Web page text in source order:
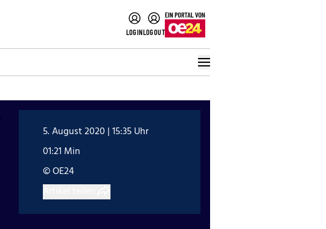
LOGINLOGOUT
5. August 2020 | 15:35 Uhr
01:21 Min
© OE24